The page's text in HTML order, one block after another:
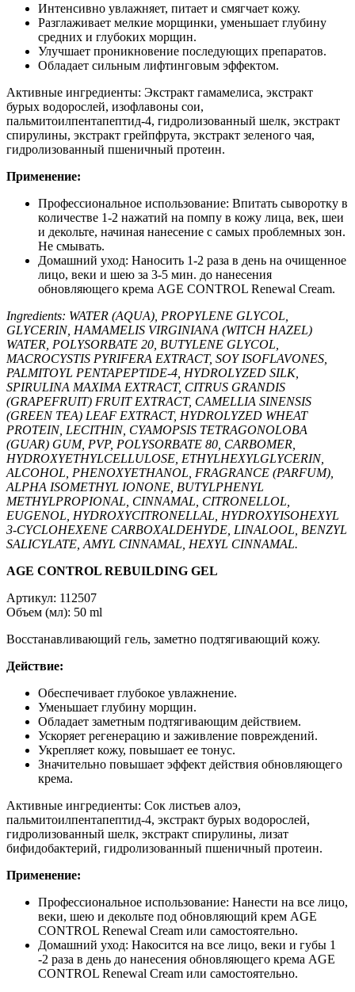
Интенсивно увлажняет, питает и смягчает кожу.
Разглаживает мелкие морщинки, уменьшает глубину
средних и глубоких морщин.
Улучшает проникновение последующих препаратов.
Обладает сильным лифтинговым эффектом.
Активные ингредиенты: Экстракт гамамелиса, экстракт
бурых водорослей, изофлавоны сои,
пальмитоилпентапептид-4, гидролизованный шелк, экстракт
спирулины, экстракт грейпфрута, экстракт зеленого чая,
гидролизованный пшеничный протеин.
Применение:
Профессиональное использование: Впитать сыворотку в
количестве 1-2 нажатий на помпу в кожу лица, век, шеи
и декольте, начиная нанесение с самых проблемных зон.
Не смывать.
Домашний уход: Наносить 1-2 раза в день на очищенное
лицо, веки и шею за 3-5 мин. до нанесения
обновляющего крема AGE CONTROL Renewal Cream.
Ingredients: WATER (AQUA), PROPYLENE GLYCOL,
GLYCERIN, HAMAMELIS VIRGINIANA (WITCH HAZEL)
WATER, POLYSORBATE 20, BUTYLENE GLYCOL,
MACROCYSTIS PYRIFERA EXTRACT, SOY ISOFLAVONES,
PALMITOYL PENTAPEPTIDE-4, HYDROLYZED SILK,
SPIRULINA MAXIMA EXTRACT, CITRUS GRANDIS
(GRAPEFRUIT) FRUIT EXTRACT, CAMELLIA SINENSIS
(GREEN TEA) LEAF EXTRACT, HYDROLYZED WHEAT
PROTEIN, LECITHIN, CYAMOPSIS TETRAGONOLOBA
(GUAR) GUM, PVP, POLYSORBATE 80, CARBOMER,
HYDROXYETHYLCELLULOSE, ETHYLHEXYLGLYCERIN,
ALCOHOL, PHENOXYETHANOL, FRAGRANCE (PARFUM),
ALPHA ISOMETHYL IONONE, BUTYLPHENYL
METHYLPROPIONAL, CINNAMAL, CITRONELLOL,
EUGENOL, HYDROXYCITRONELLAL, HYDROXYISOHEXYL
3-CYCLOHEXENE CARBOXALDEHYDE, LINALOOL, BENZYL
SALICYLATE, AMYL CINNAMAL, HEXYL CINNAMAL.
AGE CONTROL REBUILDING GEL
Артикул: 112507
Объем (мл): 50 ml
Восстанавливающий гель, заметно подтягивающий кожу.
Действие:
Обеспечивает глубокое увлажнение.
Уменьшает глубину морщин.
Обладает заметным подтягивающим действием.
Ускоряет регенерацию и заживление повреждений.
Укрепляет кожу, повышает ее тонус.
Значительно повышает эффект действия обновляющего
крема.
Активные ингредиенты: Сок листьев алоэ,
пальмитоилпентапептид-4, экстракт бурых водорослей,
гидролизованный шелк, экстракт спирулины, лизат
бифидобактерий, гидролизованный пшеничный протеин.
Применение:
Профессиональное использование: Нанести на все лицо,
веки, шею и декольте под обновляющий крем AGE
CONTROL Renewal Cream или самостоятельно.
Домашний уход: Накосится на все лицо, веки и губы 1
-2 раза в день до нанесения обновляющего крема AGE
CONTROL Renewal Cream или самостоятельно.